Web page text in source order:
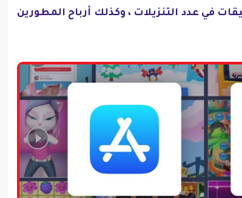
في عدد التنزيلات ، وكذلك أرباح المطورين